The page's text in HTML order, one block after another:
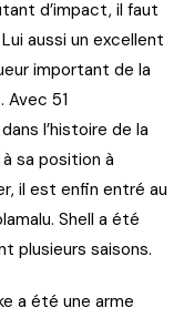
d’impact, il faut
aussi un excellent
important de la
Avec 51
l’histoire de la
sa position à
il est enfin entré au
Shell a été
plusieurs saisons.
a été une arme